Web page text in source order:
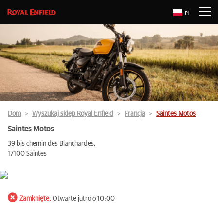
Pl
Dom Wyszukaj sklep Royal Enfield Francja Saintes Motos
Saintes Motos
39 bis chemin des Blanchardes,
17100 Saintes
Zamknięte. Otwarte jutro o 10:00